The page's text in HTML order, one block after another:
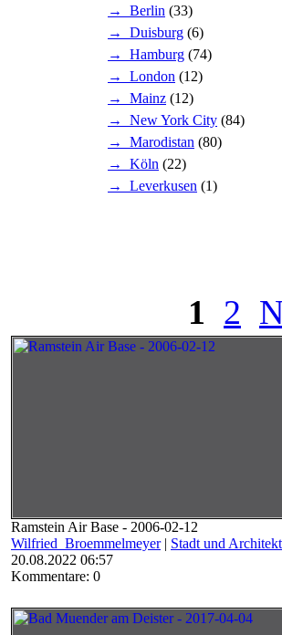
→ Berlin (33)
→ Duisburg (6)
→ Hamburg (74)
→ London (12)
→ Mainz (12)
→ New York City (84)
→ Marodistan (80)
→ Köln (22)
→ Leverkusen (1)
1 2
Ramstein Air Base - 2006-02-12
Wilfried_Broemmelmeyer| Stadt und
20.08.2022 06:57
Kommentare: 0